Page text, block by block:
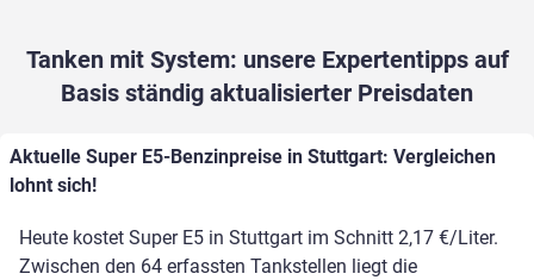
Tanken mit System: unsere Expertentipps auf
Basis ständig aktualisierter Preisdaten
Aktuelle Super E5-Benzinpreise in Stuttgart: Vergleichen
lohnt sich!
Heute kostet Super E5 in Stuttgart im Schnitt 2,17 €/Liter.
Zwischen den 64 erfassten Tankstellen liegt die